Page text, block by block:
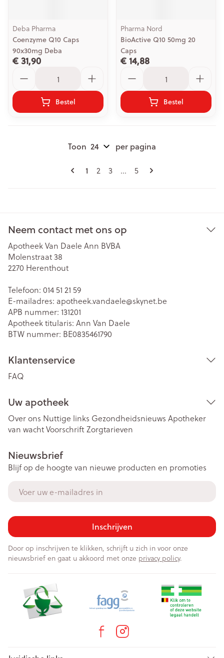
Deba Pharma
Coenzyme Q10 Caps
90x30mg Deba
€ 31,90
Bestel
Pharma Nord
BioActive Q10 50mg 20
Caps
€ 14,88
Bestel
Pagina's
U lees momenteel pagina
1 Pagina
2 Pagina
3 ... Pagina
5
Toon per pagina
Neem contact met ons op
Apotheek Van Daele Ann BVBA
Molenstraat 38
2270 Herenthout
Telefoon: 014 51 21 59
E-mailadres: apotheek.vandaele@skynet.be
APB nummer: 131201
Apotheek titularis: Ann Van Daele
BTW nummer: BE0835461790
Klantenservice
FAQ
Uw apotheek
Over ons Nuttige links Gezondheidsnieuws Apotheker
van wachtVoorschriftZorgtarieven
Nieuwsbrief
Blijf op de hoogte van nieuwe producten en promoties
Inschrijven
Door op inschrijven te klikken, schrijft u zich in voor onze
nieuwsbrief en gaat u akkoord met onze privacy policy.